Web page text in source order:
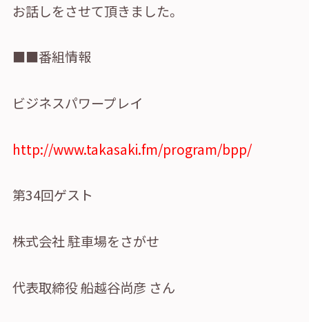
お話しをさせて頂きました。
■■番組情報
ビジネスパワープレイ
http://www.takasaki.fm/program/bpp/
第34回ゲスト
株式会社 駐車場をさがせ
代表取締役 船越谷尚彦 さん
②ページ中ほどの各種ボタンを押します